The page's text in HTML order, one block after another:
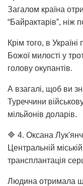
Загалом країна
“Байрактарів”, ніж
Крім того, в
Божої милості у
голову окупантів.
А взагалі, щоб ви
Туреччини
мільйонів доларів.
🔷 4. Оксана
Центральній
трансплантація
Людина отримала